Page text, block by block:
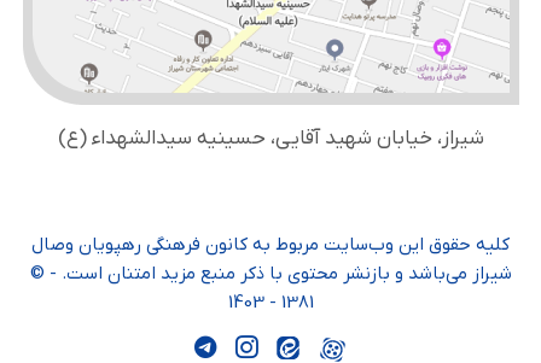
شیراز، خیابان شهید آقایی، حسینیه سید‌الشهداء (ع)
کلیه حقوق این وب‌سایت مربوط به کانون فرهنگی رهپویان وصال
شیراز می‌باشد و بازنشر محتوی با ذکر منبع مزید امتنان است. - ©
1381 - 1403